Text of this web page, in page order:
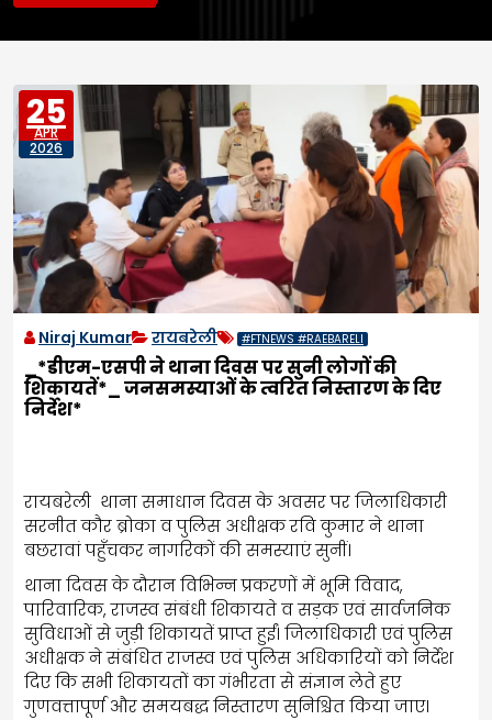
25
APR
2026
Niraj Kumar रायबरेली #FTNEWS #RAEBARELI
_*डीएम-एसपी ने थाना दिवस पर सुनी लोगों की
शिकायतें*_ जनसमस्याओं के त्वरित निस्तारण के दिए
निर्देश*
रायबरेली थाना समाधान दिवस के अवसर पर जिलाधिकारी
सरनीत कौर ब्रोका व पुलिस अधीक्षक रवि कुमार ने थाना
बछरावां पहुँचकर नागरिकों की समस्याएं सुनीं।
थाना दिवस के दौरान विभिन्न प्रकरणों में भूमि विवाद,
पारिवारिक, राजस्व संबंधी शिकायते व सड़क एवं सार्वजनिक
सुविधाओं से जुड़ी शिकायतें प्राप्त हुईं। जिलाधिकारी एवं पुलिस
अधीक्षक ने संबंधित राजस्व एवं पुलिस अधिकारियों को निर्देश
दिए कि सभी शिकायतों का गंभीरता से संज्ञान लेते हुए
गुणवत्तापूर्ण और समयबद्ध निस्तारण सुनिश्चित किया जाए।